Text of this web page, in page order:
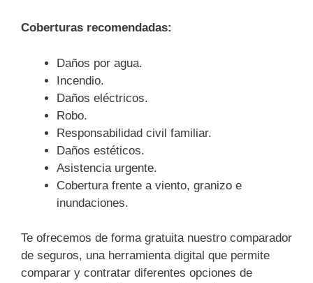
Coberturas recomendadas:
Daños por agua.
Incendio.
Daños eléctricos.
Robo.
Responsabilidad civil familiar.
Daños estéticos.
Asistencia urgente.
Cobertura frente a viento, granizo e
inundaciones.
Te ofrecemos de forma gratuita nuestro comparador
de seguros, una herramienta digital que permite
comparar y contratar diferentes opciones de